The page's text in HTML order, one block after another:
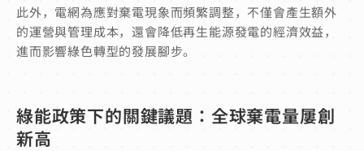
此外，電網為應對棄電現象而頻繁調整，不僅會產生額外
的運營與管理成本，還會降低再生能源發電的經濟效益，
進而影響綠色轉型的發展腳步。
綠能政策下的關鍵議題：全球棄電量屢創
新高